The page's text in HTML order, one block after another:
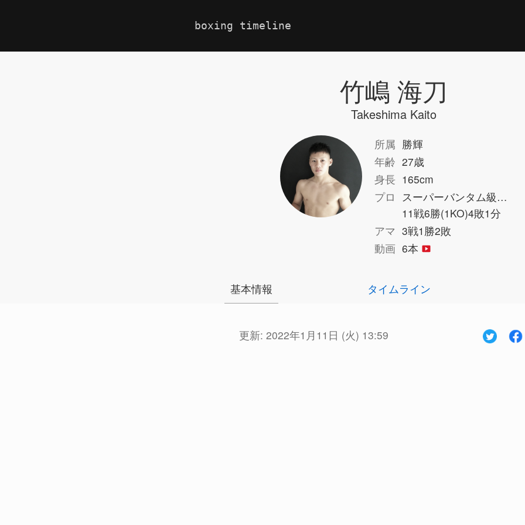
boxing timeline
竹嶋 海刀
Takeshima Kaito
所属 勝輝
年齢 27歳
身長 165cm
プロ
スーパーバンタム級…
11戦6勝(1KO)4敗1分
アマ 3戦1勝2敗
動画 6本
基本情報 タイムライン
更新: 2022年1月11日 (火) 13:59